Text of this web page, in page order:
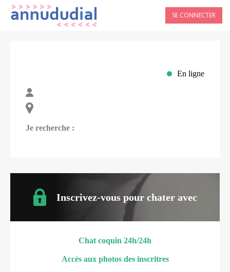
SE CONNECTER
En ligne
Je recherche :
Inscrivez-vous pour chater avec
Chat coquin 24h/24h
Accès aux photos des inscritres